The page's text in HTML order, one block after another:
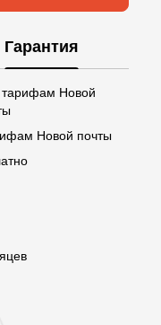
Гарантия
тарифам Новой
Новой почты